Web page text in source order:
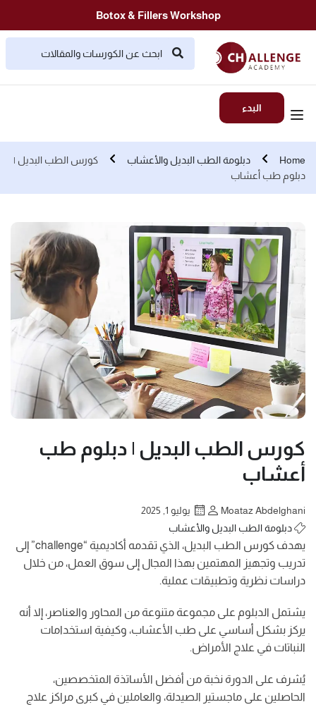
Botox & Fillers Workshop
البدء
Home دبلومة الطب البديل والأعشاب
كورس الطب البديل |
دبلوم طب أعشاب
كورس الطب البديل | دبلوم طب
أعشاب
Moataz Abdelghani
يوليو 1, 2025
دبلومة الطب البديل والأعشاب
يهدف كورس الطب البديل، الذي تقدمه أكاديمية “challenge” إلى
تدريب وتجهيز المهتمين بهذا المجال إلى سوق العمل، من خلال
دراسات نظرية وتطبيقات عملية.
يشتمل الدبلوم على مجموعة متنوعة من المحاور والعناصر، إلا أنه
يركز بشكل أساسي على طب الأعشاب، وكيفية استخدامات
النباتات في علاج الأمراض.
يُشرف على الدورة نخبة من أفضل الأساتذة المتخصصين،
الحاصلين على ماجستير الصيدلة، والعاملين في كبرى مراكز علاج